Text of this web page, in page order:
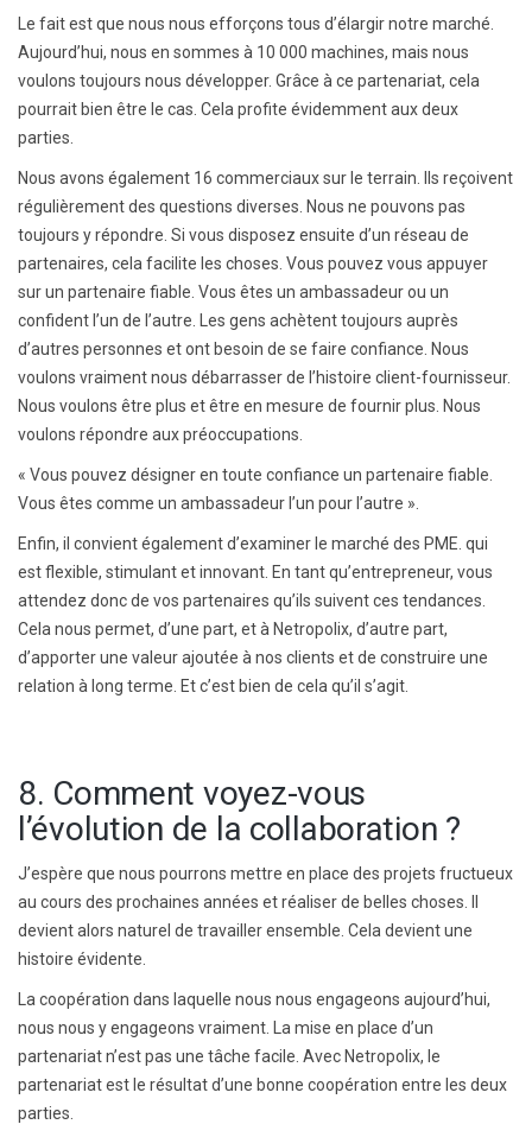
Le fait est que nous nous efforçons tous d’élargir notre marché.
Aujourd’hui, nous en sommes à 10 000 machines, mais nous
voulons toujours nous développer. Grâce à ce partenariat, cela
pourrait bien être le cas. Cela profite évidemment aux deux
parties.
Nous avons également 16 commerciaux sur le terrain. Ils reçoivent
régulièrement des questions diverses. Nous ne pouvons pas
toujours y répondre. Si vous disposez ensuite d’un réseau de
partenaires, cela facilite les choses. Vous pouvez vous appuyer
sur un partenaire fiable. Vous êtes un ambassadeur ou un
confident l’un de l’autre. Les gens achètent toujours auprès
d’autres personnes et ont besoin de se faire confiance. Nous
voulons vraiment nous débarrasser de l’histoire client-fournisseur.
Nous voulons être plus et être en mesure de fournir plus. Nous
voulons répondre aux préoccupations.
« Vous pouvez désigner en toute confiance un partenaire fiable.
Vous êtes comme un ambassadeur l’un pour l’autre ».
Enfin, il convient également d’examiner le marché des PME. qui
est flexible, stimulant et innovant. En tant qu’entrepreneur, vous
attendez donc de vos partenaires qu’ils suivent ces tendances.
Cela nous permet, d’une part, et à Netropolix, d’autre part,
d’apporter une valeur ajoutée à nos clients et de construire une
relation à long terme. Et c’est bien de cela qu’il s’agit.
8. Comment voyez-vous
l’évolution de la collaboration ?
J’espère que nous pourrons mettre en place des projets fructueux
au cours des prochaines années et réaliser de belles choses. Il
devient alors naturel de travailler ensemble. Cela devient une
histoire évidente.
La coopération dans laquelle nous nous engageons aujourd’hui,
nous nous y engageons vraiment. La mise en place d’un
partenariat n’est pas une tâche facile. Avec Netropolix, le
partenariat est le résultat d’une bonne coopération entre les deux
parties.